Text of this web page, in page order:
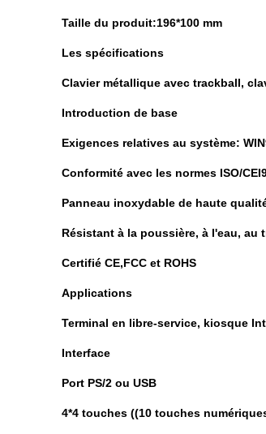
Taille du produit:196*100 mm
Les spécifications
Clavier métallique avec trackball,
Introduction de base
Exigences relatives au système:
Conformité avec les normes ISO/
Panneau inoxydable de haute
Résistant à la poussière, à l'eau, au
Certifié CE,FCC et ROHS
Applications
Terminal en libre-service, kiosque
Interface
Port PS/2 ou USB
4*4 touches ((10 touches